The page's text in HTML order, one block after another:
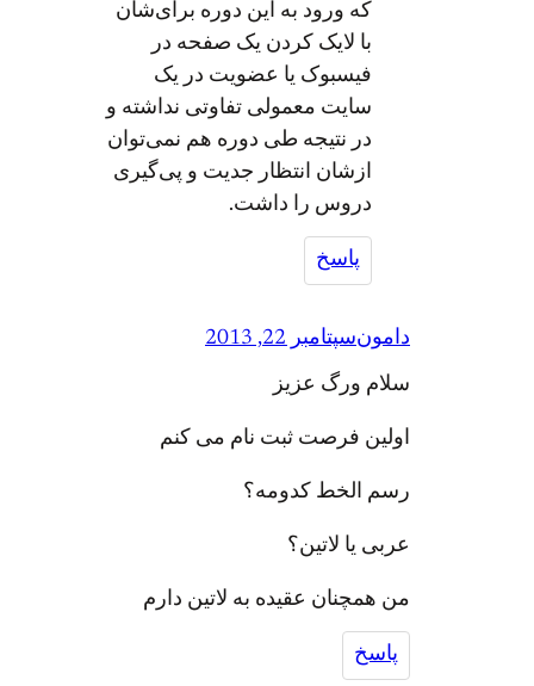
که ورود به این دوره برای‌شان
با لایک کردن یک صفحه در
فیسبوک یا عضویت در یک
سایت معمولی تفاوتی نداشته و
در نتیجه طی دوره هم نمی‌توان
ازشان انتظار جدیت و پی‌گیری
دروس را داشت.
پاسخ
دامونسپتامبر 22, 2013
سلام ورگ عزیز
اولین فرصت ثبت نام می کنم
رسم الخط کدومه؟
عربی یا لاتین؟
من همچنان عقیده به لاتین دارم
پاسخ